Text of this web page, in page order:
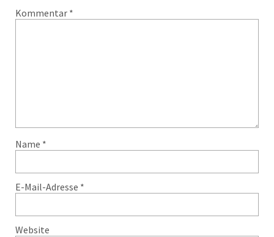
Kommentar *
Name *
E-Mail-Adresse *
Website